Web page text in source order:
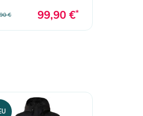
€ 99,90 €*